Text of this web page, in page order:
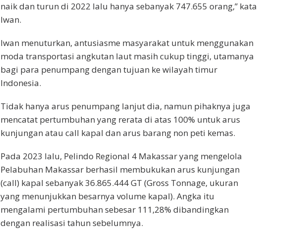
naik dan turun di 2022 lalu hanya sebanyak 747.655 orang,” kata
Iwan.
Iwan menuturkan, antusiasme masyarakat untuk menggunakan
moda transportasi angkutan laut masih cukup tinggi, utamanya
bagi para penumpang dengan tujuan ke wilayah timur
Indonesia.
Tidak hanya arus penumpang lanjut dia, namun pihaknya juga
mencatat pertumbuhan yang rerata di atas 100% untuk arus
kunjungan atau call kapal dan arus barang non peti kemas.
Pada 2023 lalu, Pelindo Regional 4 Makassar yang mengelola
Pelabuhan Makassar berhasil membukukan arus kunjungan
(call) kapal sebanyak 36.865.444 GT (Gross Tonnage, ukuran
yang menunjukkan besarnya volume kapal). Angka itu
mengalami pertumbuhan sebesar 111,28% dibandingkan
dengan realisasi tahun sebelumnya.